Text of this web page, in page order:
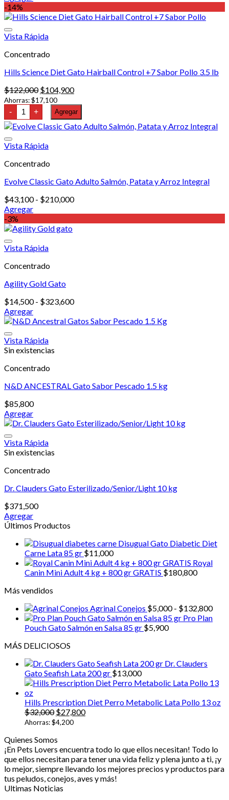
desde
Este
producto
múltiples
Las
se
elegir
en
la
página
de
producto
-14%
Vista Rápida
Concentrado
Hills Science Diet Gato Hairball Control +7 Sabor Pollo 3.5 lb
$122,000 El
precio
original
era:
$122,000.
$104,900El
actual
es:
$104,900.
Ahorras:$17,100
- Hills
Science
Diet
Gato
Control
Sabor
3.5
cantidad
+ Agregar
Vista Rápida
Concentrado
Evolve Classic Gato Adulto Salmón, Patata y Arroz Integral
$43,100 - $210,000Rango
Agregar
Este
producto
múltiples
Las
se
elegir
en
la
página
de
producto
-3%
Vista Rápida
Concentrado
Agility Gold Gato
$14,500 - $323,600Rango
precios:
Agregar
Este
tiene
múltiples
Las
se
elegir
en
la
página
de
producto
Vista Rápida
Sin existencias
Concentrado
N&D ANCESTRAL Gato Sabor Pescado 1.5 kg
$85,800
Agregar
Vista Rápida
Sin existencias
Concentrado
Dr. Clauders Gato Esterilizado/Senior/Light 10 kg
$371,500
Agregar
Últimos Productos
Disugual Gato Diabetic Diet
Carne Lata 85 gr $11,000
Royal
Canin Mini Adult 4 kg + 800 gr GRATIS $180,800
Más vendidos
Agrinal Conejos $5,000 - $132,800
de
Pro Plan
Pouch Gato Salmón en Salsa 85 gr $5,900
MÁS DELICIOSOS
Dr. Clauders
Gato Seafish Lata 200 gr $13,000
Hills Prescription Diet Perro Metabolic Lata Pollo 13 oz
$32,000 El
precio
era:
$32,000.
$27,800El
$27,800.
Ahorras:$4,200
Quienes Somos
¡En Pets Lovers encuentra todo lo que ellos necesitan! Todo lo
que ellos necesitan para tener una vida feliz y plena junto a ti, ¡y
lo mejor, siempre llevando los mejores precios y productos para
tus peludos, conejos, aves y más!
Ultimas Noticias